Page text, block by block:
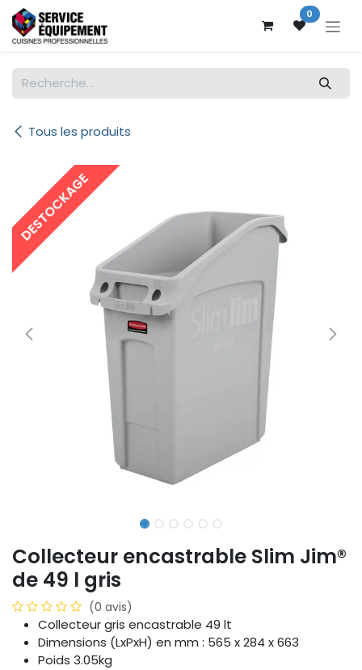
Se rendre au contenu 0
Tous les produits
DESTOCKAGE
Collecteur encastrable Slim Jim®
de 49 l gris
(0 avis)
Collecteur gris encastrable 49 lt
Dimensions (LxPxH) en mm : 565 x 284 x 663
Poids 3.05kg